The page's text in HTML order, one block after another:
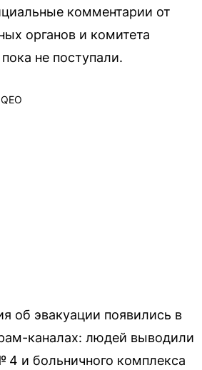
комментарии от
органов и комитета
не поступали.
об эвакуации появились в
каналах: людей выводили
4 и больничного комплекса